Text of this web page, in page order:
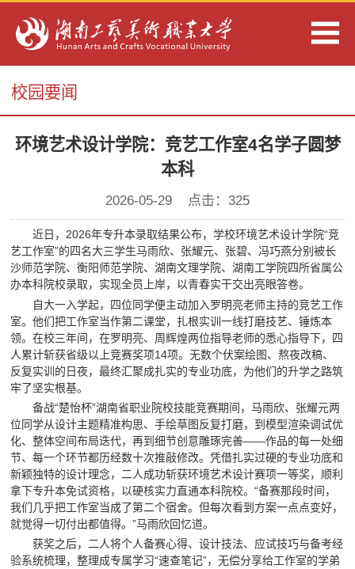
校园要闻
环境艺术设计学院：竞艺工作室4名学子圆梦
本科
2026-05-29 点击： 325
近日，2026年专升本录取结果公布，学校环境艺术设计学院“竞
艺工作室”的四名大三学生马雨欣、张耀元、张碧、冯巧燕分别被长
沙师范学院、衡阳师范学院、湖南文理学院、湖南工学院四所省属公
办本科院校录取，实现全员上岸，以青春实干交出亮眼答卷。
自大一入学起，四位同学便主动加入罗明亮老师主持的竞艺工作
室。他们把工作室当作第二课堂，扎根实训一线打磨技艺、锤炼本
领。在校三年间，在罗明亮、周辉煌两位指导老师的悉心指导下，四
人累计斩获省级以上竞赛奖项14项。无数个伏案绘图、熬夜改稿、
反复实训的日夜，最终汇聚成扎实的专业功底，为他们的升学之路筑
牢了坚实根基。
备战“楚怡杯”湖南省职业院校技能竞赛期间，马雨欣、张耀元两
位同学从设计主题精准构思、手绘草图反复打磨，到模型渲染调试优
化、整体空间布局迭代，再到细节创意雕琢完善——作品的每一处细
节、每一个环节都历经数十次推敲修改。凭借扎实过硬的专业功底和
新颖独特的设计理念，二人成功斩获环境艺术设计赛项一等奖，顺利
拿下专升本免试资格，以硬核实力直通本科院校。“备赛那段时间，
我们几乎把工作室当成了第二个宿舍。但每次看到方案一点点变好，
就觉得一切付出都值得。”马雨欣回忆道。
获奖之后，二人将个人备赛心得、设计技法、应试技巧与备考经
验系统梳理，整理成专属学习“速查笔记”，无偿分享给工作室的学弟